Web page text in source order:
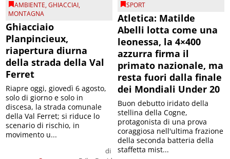
AMBIENTE,GHIACCIAI,
MONTAGNA
Ghiacciaio
Planpincieux,
riapertura diurna
della strada della Val
Ferret
di
Riapre oggi, giovedì 6 agosto,
solo di giorno e solo in
discesa, la strada comunale
della Val Ferret; si riduce lo
scenario di rischio, in
movimento u...
SPORT
Atletica: Matilde
Abelli lotta come una
leonessa, la 4×400
azzurra firma il
primato nazionale, ma
resta fuori dalla finale
dei Mondiali Under 20
Buon debutto iridato della
stellina della Cogne,
protagonista di una prova
coraggiosa nell'ultima frazione
della seconda batteria della
staffetta mist...